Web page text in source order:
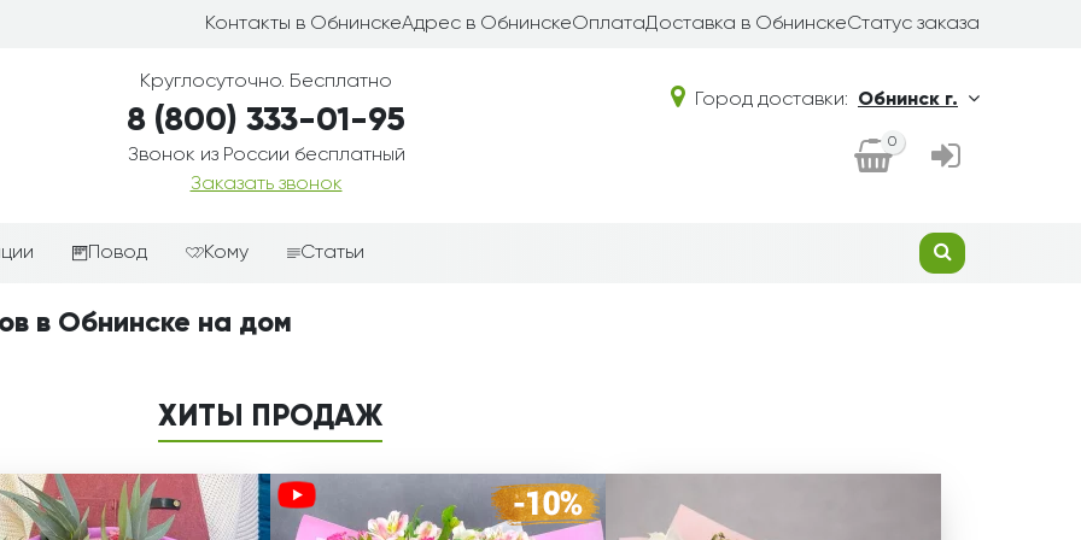
Контакты в ОбнинскеАдрес в ОбнинскеОплатаДоставка в ОбнинскеСтатус заказа
Круглосуточно. Бесплатно
8 (800) 333-01-95
Звонок из России бесплатный
Заказать звонок
Город доставки: Обнинск г.
0
корзины
корзины
Повод
Подарки-дополнения к
День рождения
Любовь
Просто так
Кому
Мужчине
Папе
Статьи
в Обнинске на дом
ХИТЫ ПРОДАЖ